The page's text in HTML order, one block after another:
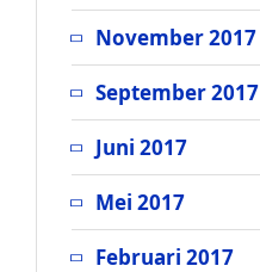
November 2017
September 2017
Juni 2017
Mei 2017
Februari 2017